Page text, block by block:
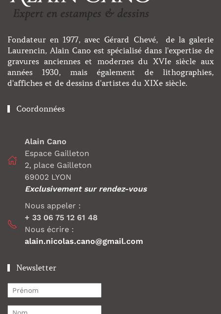
Fondateur en 1977, avec Gérard Chevé, de la galerie
Laurencin, Alain Cano est spécialisé dans l'expertise de
gravures anciennes et modernes du XVIe siècle aux
années 1930, mais également de lithographies,
d'affiches et de dessins d'artistes du XIXe siècle.
Coordonnées
Alain Cano
Espace Gailleton
2, place Gailleton
69002 LYON
Exclusivement sur rendez-vous
Nous appeler :
+ 33 06 75 12 61 48
Nous écrire :
alain.nicolas.cano@gmail.com
Newsletter